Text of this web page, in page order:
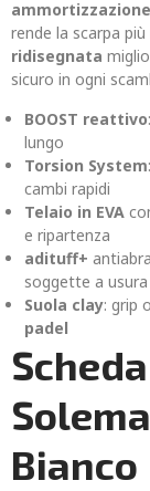
ammortizzazione
rende la scarpa
ridisegnata
sicuro in ogni
BOOST reattivo
lungo
Torsion System
cambi rapidi
Telaio in EVA
e ripartenza
adituff+
soggette a usura
Suola clay: grip
padel
Bianco